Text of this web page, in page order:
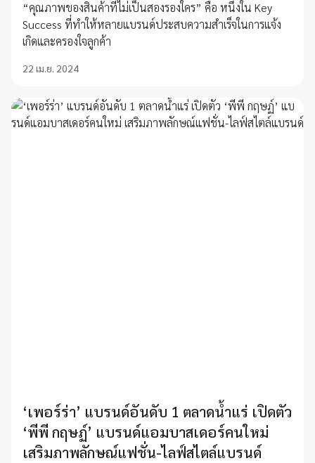
“คุณภาพของสินค้าที่ไม่เป็นสองรองใคร” คือ หนึ่งใน Key
Success ที่ทำให้หลายแบรนด์ประสบความสำเร็จในการแจ้ง
เกิดและครองใจลูกค้า
22 เม.ย. 2024
‘เพอร์ร่า’ แบรนด์อันดับ 1 ตลาดน้ำแร่ เปิดตัว
‘พีพี กฤษฏ์’ แบรนด์แอมบาสเดอร์คนใหม่
เสริมภาพลักษณ์แฟชั่น-ไลฟ์สไตล์แบรนด์